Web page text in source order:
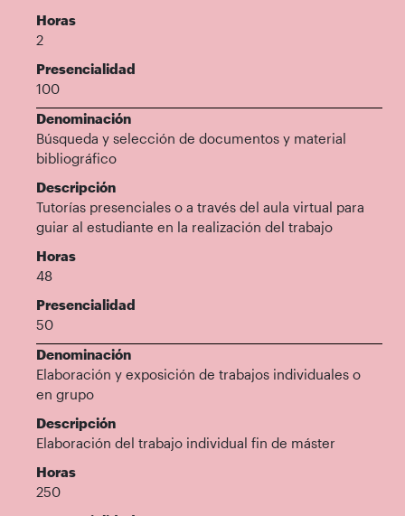
Horas
2
Presencialidad
100
Denominación
Búsqueda y selección de documentos y material
bibliográfico
Descripción
Tutorías presenciales o a través del aula virtual para
guiar al estudiante en la realización del trabajo
Horas
48
Presencialidad
50
Denominación
Elaboración y exposición de trabajos individuales o
en grupo
Descripción
Elaboración del trabajo individual fin de máster
Horas
250